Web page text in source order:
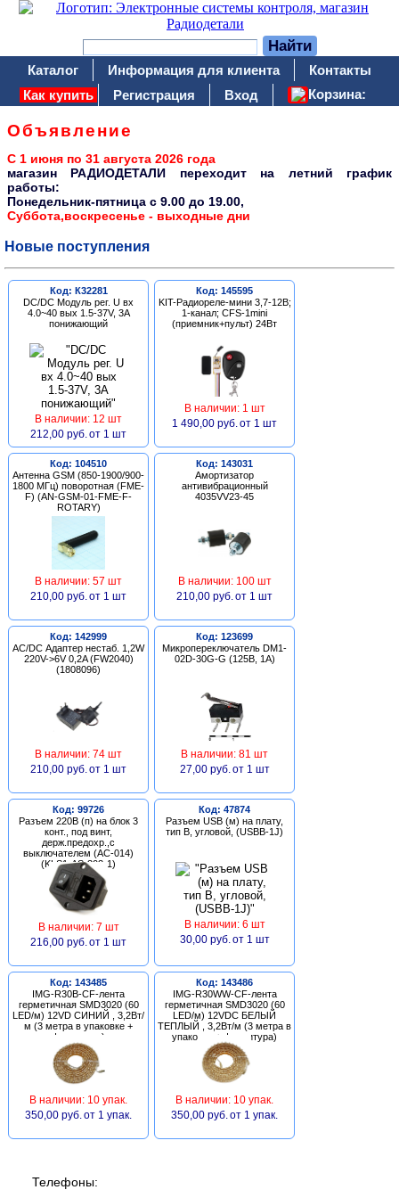
Каталог Информация для клиента
Контакты
Как купить
Регистрация Вход Корзина:
Объявление
С 1 июня по 31 августа 2026 года
магазин РАДИОДЕТАЛИ переходит на летний график
работы:
Понедельник-пятница c 9.00 до 19.00,
Суббота,воскресенье - выходные дни
Новые поступления
Код: К32281
DC/DC Модуль рег. U вх
4.0~40 вых 1.5-37V, 3A
понижающий
В наличии: 12 шт
212,00 руб. от 1 шт
Код: 145595
KIT-Радиореле-мини 3,7-12В;
1-канал; CFS-1mini
(приемник+пульт) 24Вт
В наличии: 1 шт
1 490,00 руб. от 1 шт
Код: 104510
Антенна GSM (850-1900/900-
1800 МГц) поворотная (FME-
F) (AN-GSM-01-FME-F-
ROTARY)
В наличии: 57 шт
210,00 руб. от 1 шт
Код: 143031
Амортизатор
антивибрационный
4035VV23-45
В наличии: 100 шт
210,00 руб. от 1 шт
Код: 142999
AC/DC Адаптер нестаб. 1,2W
220V->6V 0,2A (FW2040)
(1808096)
В наличии: 74 шт
210,00 руб. от 1 шт
Код: 123699
Микропереключатель DM1-
02D-30G-G (125В, 1А)
В наличии: 81 шт
27,00 руб. от 1 шт
Код: 99726
Разъем 220В (п) на блок 3
конт., под винт,
держ.предохр.,с
выключателем (AC-014)
(KLS1-AS-303-1)
В наличии: 7 шт
216,00 руб. от 1 шт
Код: 47874
Разъем USB (м) на плату,
тип В, угловой, (USBB-1J)
В наличии: 6 шт
30,00 руб. от 1 шт
Код: 143485
IMG-R30B-CF-лента
герметичная SMD3020 (60
LED/м) 12VD СИНИЙ , 3,2Вт/
м (3 метра в упаковке +
фурнитура)
В наличии: 10 упак.
350,00 руб. от 1 упак.
Код: 143486
IMG-R30WW-CF-лента
герметичная SMD3020 (60
LED/м) 12VDC БЕЛЫЙ
ТЕПЛЫЙ , 3,2Вт/м (3 метра в
упаковке + фурнитура)
В наличии: 10 упак.
350,00 руб. от 1 упак.
Телефоны: